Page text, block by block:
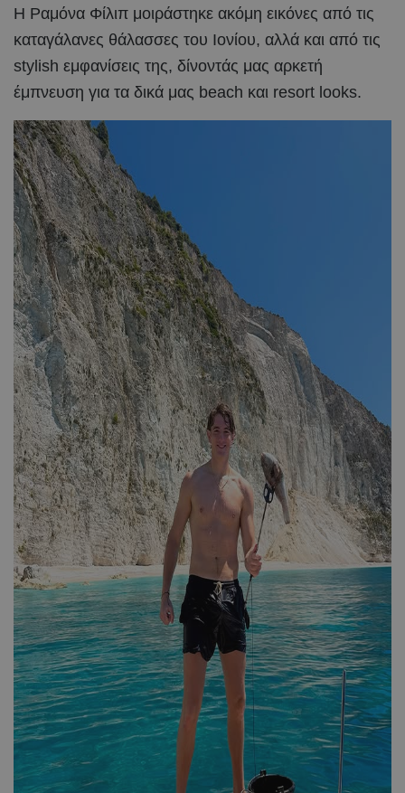
Η Ραμόνα Φίλιπ μοιράστηκε ακόμη εικόνες από τις
καταγάλανες θάλασσες του Ιονίου, αλλά και από τις
stylish εμφανίσεις της, δίνοντάς μας αρκετή
έμπνευση για τα δικά μας beach και resort looks.